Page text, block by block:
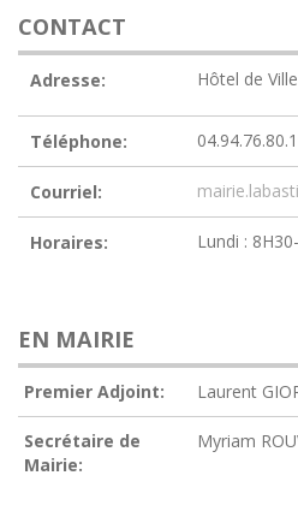
CONTACT
Adresse: Hôtel de
Téléphone:
Courriel:
Horaires: Lundi :
EN MAIRIE
Premier Adjoint: Laurent
Secrétaire de
Mairie:
Myriam